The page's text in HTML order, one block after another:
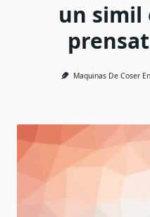
un simil
Maquinas De Coser